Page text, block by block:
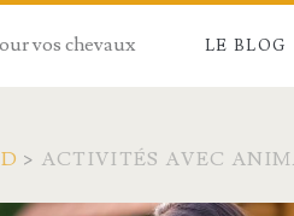
vos chevaux LE BLOG
> ACTIVITÉS AVEC